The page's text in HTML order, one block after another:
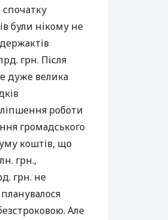
були нікому не
грн. Після
дуже велика
роботи
громадського
коштів, що
грн.,
грн. не
Але